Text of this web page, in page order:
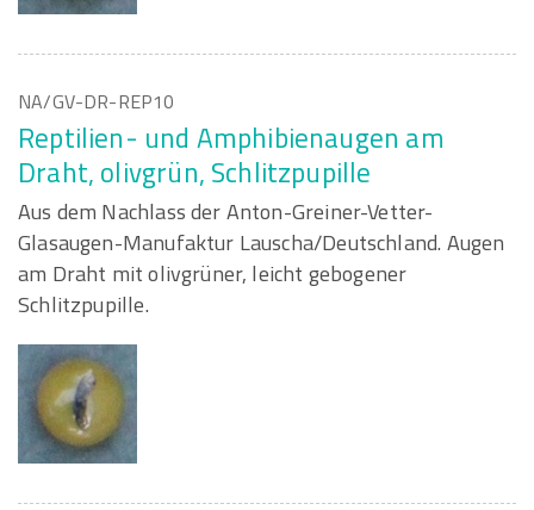
NA/GV-DR-REP10
Reptilien- und Amphibienaugen am
Draht, olivgrün, Schlitzpupille
Aus dem Nachlass der Anton-Greiner-Vetter-
Glasaugen-Manufaktur Lauscha/Deutschland. Augen
am Draht mit olivgrüner, leicht gebogener
Schlitzpupille.